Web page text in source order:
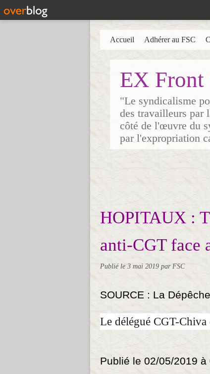
EX Front
"Le syndicalisme
des travailleurs par
côté de l'œuvre du
par l'expropriation
Accueil Adhérer au FSC
HOPITAUX :
anti-CGT face
Publié le 3 mai 2019 par FSC
SOURCE : La Dépêche
Le délégué CGT-Chiva
Publié le 02/05/2019 à